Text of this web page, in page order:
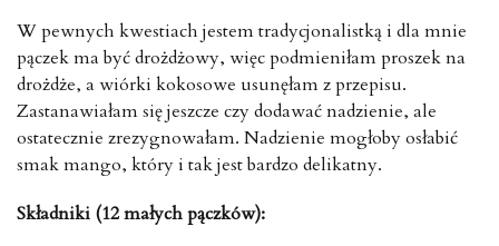
W pewnych kwestiach jestem tradycjonalistką i dla mnie
pączek ma być drożdżowy, więc podmieniłam proszek na
drożdże, a wiórki kokosowe usunęłam z przepisu.
Zastanawiałam się jeszcze czy dodawać nadzienie, ale
ostatecznie zrezygnowałam. Nadzienie mogłoby osłabić
smak mango, który i tak jest bardzo delikatny.
Składniki (12 małych pączków):